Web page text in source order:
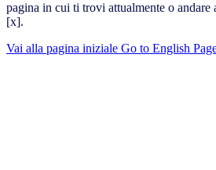
pagina in cui ti trovi attualmente o andare
[x].
Vai alla pagina iniziale Go to English